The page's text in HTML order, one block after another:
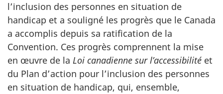
l’inclusion des personnes en situation de
handicap et a souligné les progrès que le Canada
a accomplis depuis sa ratification de la
Convention. Ces progrès comprennent la mise
en œuvre de la Loi canadienne sur l’accessibilité et
du Plan d’action pour l’inclusion des personnes
en situation de handicap, qui, ensemble,